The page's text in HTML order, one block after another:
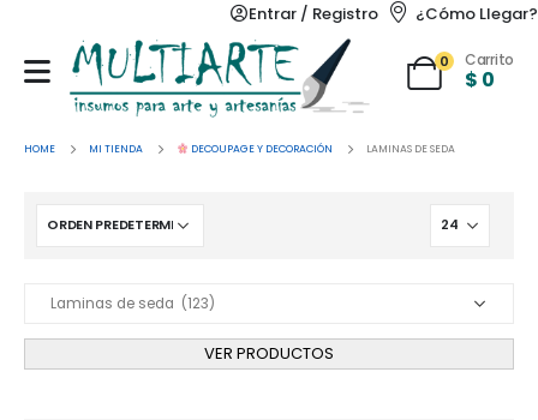
Entrar / Registro ¿Cómo Llegar?
0 Carrito
$ 0
HOME MI TIENDA DECOUPAGE Y DECORACIÓN LAMINAS DE SEDA
VER PRODUCTOS